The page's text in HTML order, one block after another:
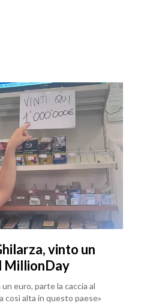
vinto un
MillionDay
euro, parte la caccia al
così alta in questo paese»